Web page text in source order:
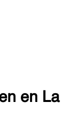
en La